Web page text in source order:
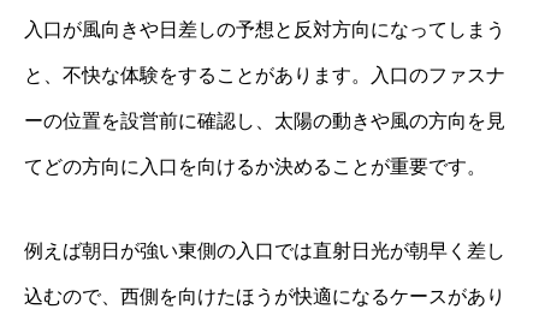
入口が風向きや日差しの予想と反対方向になってしまう
と、不快な体験をすることがあります。入口のファスナ
ーの位置を設営前に確認し、太陽の動きや風の方向を見
てどの方向に入口を向けるか決めることが重要です。
例えば朝日が強い東側の入口では直射日光が朝早く差し
込むので、西側を向けたほうが快適になるケースがあり